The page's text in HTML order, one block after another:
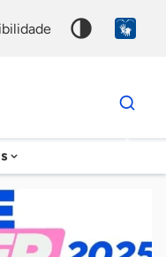
Dados
para
chave